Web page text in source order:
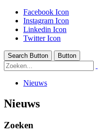
Facebook Icon
Instagram Icon
Linkedin Icon
Twitter Icon
Search Button Button
Nieuws
Nieuws
Zoeken